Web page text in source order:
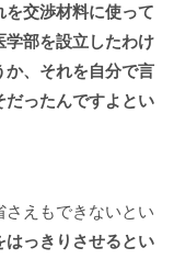
交渉材料に使って
学部を設立したわけ
か、それを自分で言
だったんですよとい
さえもできないとい
はっきりさせるとい